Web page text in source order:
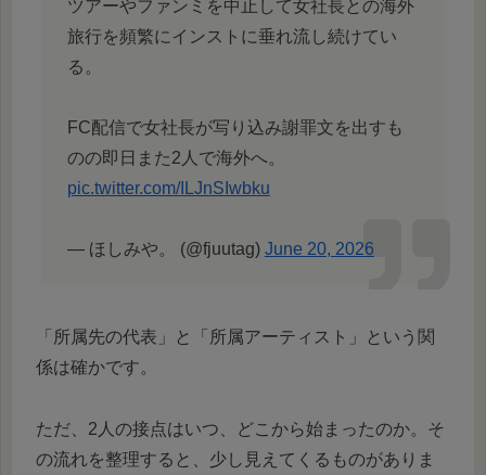
ツアーやファンミを中止して女社長との海外
旅行を頻繁にインストに垂れ流し続けてい
る。
FC配信で女社長が写り込み謝罪文を出すも
のの即日また2人で海外へ。
pic.twitter.com/ILJnSIwbku
— ︎ほしみや。 (@fjuutag) June 20, 2026
「所属先の代表」と「所属アーティスト」という関
係は確かです。
ただ、2人の接点はいつ、どこから始まったのか。そ
の流れを整理すると、少し見えてくるものがありま